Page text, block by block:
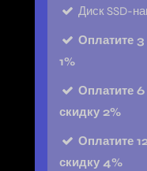
ДискSSD-
Оплатите 3
1%
Оплатите
скидку 2%
Оплатите
скидку 4%